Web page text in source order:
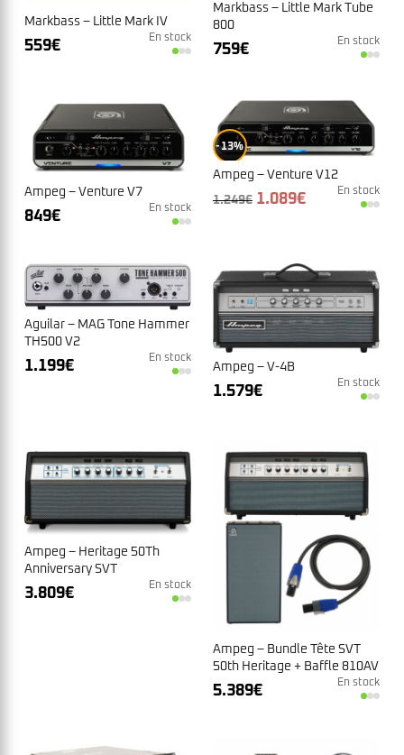
Markbass – Little Mark IV
559€ En stock
Markbass – Little Mark Tube
800
759€ En stock
Ampeg – Venture V7
849€ En stock
13%
Ampeg – Venture V12
1.249€ Le
1.089€Le
En stock
Aguilar – MAG Tone Hammer
TH500 V2
1.199€ En stock
Ampeg – V-4B
1.579€ En stock
Ampeg – Heritage 50Th
Anniversary SVT
3.809€ En stock
Ampeg – Bundle Tête SVT
50th Heritage + Baffle 810AV
5.389€ En stock